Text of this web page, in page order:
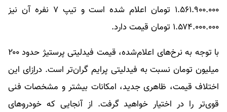
۱.۵۶۱.۹۰۰.۰۰۰ تومان اعلام شده است و تیپ ۷ نفره آن نیز
۱.۵۷۴.۰۰۰.۰۰۰ تومان قیمت دارد.
با توجه به نرخ‌های اعلام‌شده، قیمت فیدلیتی پرستیژ حدود ۲۰۰
میلیون تومان نسبت به فیدلیتی پرایم گران‌تر است. دراِزای این
اختلاف قیمت، ظاهری جدید، امکانات بیشتر و مشخصات فنی
قوی‌تر را در اختیار خواهید گرفت. از آنجایی که خودروهای